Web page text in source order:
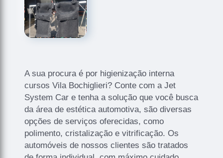
A sua procura é por higienização interna
cursos Vila Bochiglieri? Conte com a Jet
System Car e tenha a solução que você busca
da área de estética automotiva, são diversas
opções de serviços oferecidas, como
polimento, cristalização e vitrificação. Os
automóveis de nossos clientes são tratados